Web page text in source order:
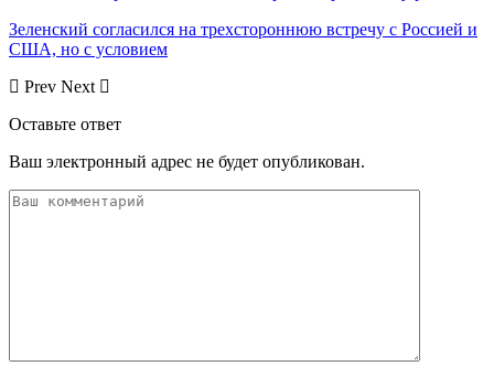
Зеленский согласился на трехстороннюю встречу с Россией и
США, но с условием
Prev Next
Оставьте ответ
Ваш электронный адрес не будет опубликован.